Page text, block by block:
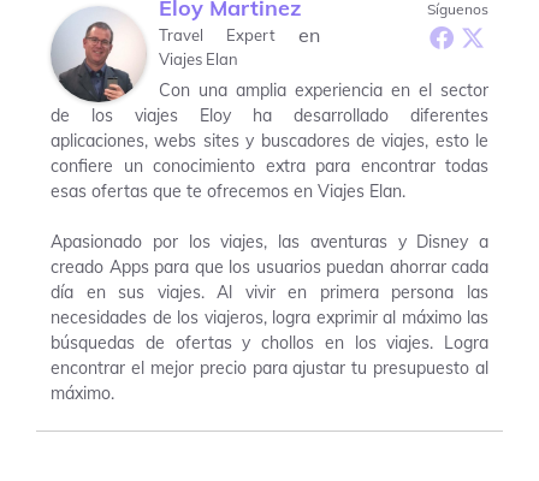
Síguenos
Eloy Martinez
Travel Experten
Viajes Elan
Con una amplia experiencia en el sector
de los viajes Eloy ha desarrollado diferentes
aplicaciones, webs sites y buscadores de viajes, esto le
confiere un conocimiento extra para encontrar todas
esas ofertas que te ofrecemos en Viajes Elan.
Apasionado por los viajes, las aventuras y Disney a
creado Apps para que los usuarios puedan ahorrar cada
día en sus viajes. Al vivir en primera persona las
necesidades de los viajeros, logra exprimir al máximo las
búsquedas de ofertas y chollos en los viajes. Logra
encontrar el mejor precio para ajustar tu presupuesto al
máximo.